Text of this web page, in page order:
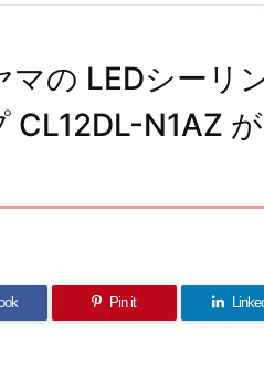
の LEDシーリ
CL12DL-N1AZ
Pin it